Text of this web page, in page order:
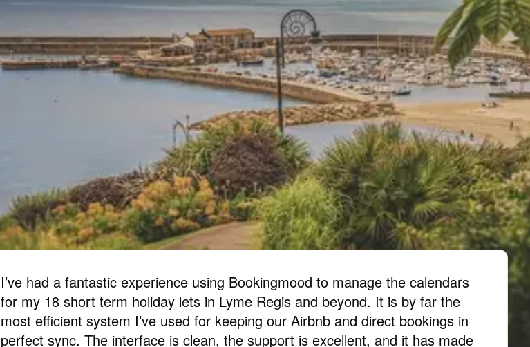
I’ve had a fantastic experience using Bookingmood to manage the calendars
for my 18 short term holiday lets in Lyme Regis and beyond. It is by far the
most efficient system I’ve used for keeping our Airbnb and direct bookings in
perfect sync. The interface is clean, the support is excellent, and it has made